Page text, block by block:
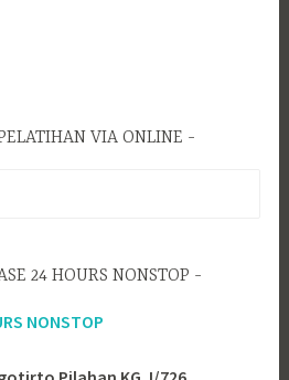
VIA ONLINE
24 HOURS NONSTOP
NONSTOP